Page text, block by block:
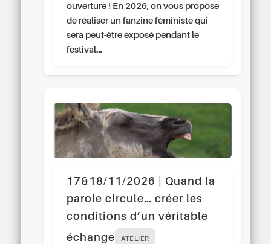
ouverture ! En 2026, on vous propose
de réaliser un fanzine féministe qui
sera peut-être exposé pendant le
festival…
17&18/11/2026 | Quand la
parole circule… créer les
conditions d’un véritable
échange
ATELIER